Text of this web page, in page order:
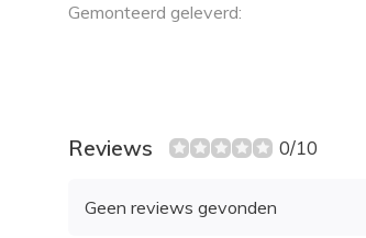
Gemonteerd geleverd:
Reviews 0/10
Geen reviews gevonden